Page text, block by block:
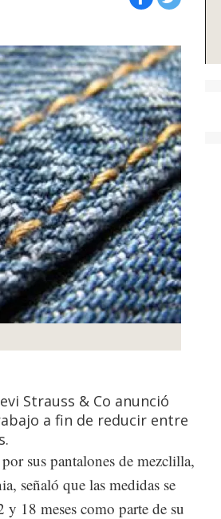
Strauss & Co anunció
a fin de reducir entre
sus pantalones de mezclilla,
señaló que las medidas se
18 meses como parte de su